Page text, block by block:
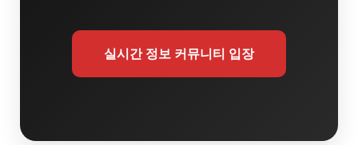
실시간 정보 커뮤니티 입장